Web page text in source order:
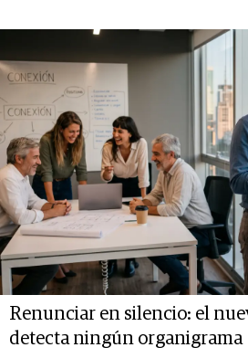
Renunciar en silencio: el
detecta ningún organigrama